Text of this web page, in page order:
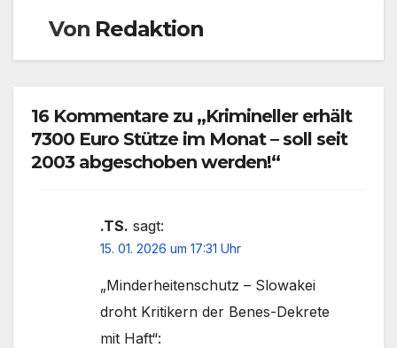
Von Redaktion
16 Kommentare zu „Krimineller erhält
7300 Euro Stütze im Monat – soll seit
2003 abgeschoben werden!“
.TS. sagt:
15. 01. 2026 um 17:31 Uhr
„Minderheitenschutz – Slowakei
droht Kritikern der Benes-Dekrete
mit Haft“: